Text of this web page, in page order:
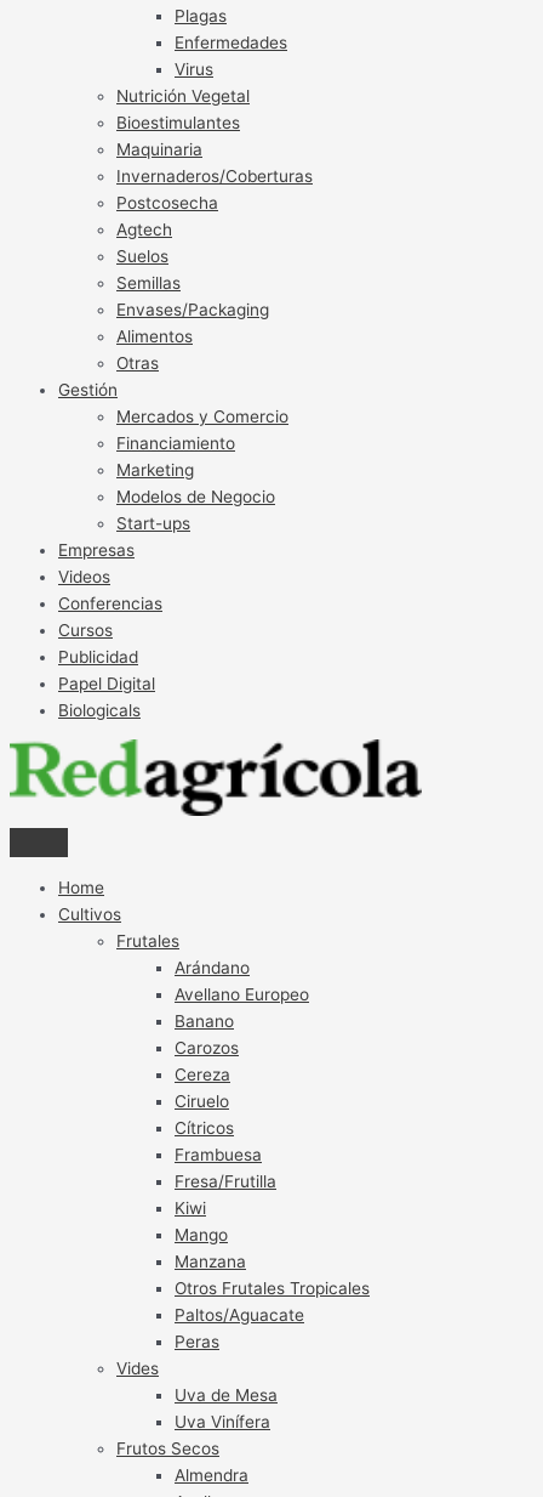
Plagas
Enfermedades
Virus
Nutrición Vegetal
Bioestimulantes
Maquinaria
Invernaderos/Coberturas
Postcosecha
Agtech
Suelos
Semillas
Envases/Packaging
Alimentos
Otras
Gestión
Mercados y Comercio
Financiamiento
Marketing
Modelos de Negocio
Start-ups
Empresas
Videos
Conferencias
Cursos
Publicidad
Papel Digital
Biologicals
Home
Cultivos
Frutales
Arándano
Avellano Europeo
Banano
Carozos
Cereza
Ciruelo
Cítricos
Frambuesa
Fresa/Frutilla
Kiwi
Mango
Manzana
Otros Frutales Tropicales
Paltos/Aguacate
Peras
Vides
Uva de Mesa
Uva Vinífera
Frutos Secos
Almendra